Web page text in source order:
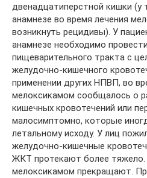
двенадцатиперстной кишки (у
анамнезе во время лечения
возникнуть рецидивы). У
анамнезе необходимо
пищеварительного тракта с
желудочно-кишечного
применении других НПВП, во
мелоксикамом сообщалось о
кишечных кровотечений или
малосимптомно, которые
летальному исходу. У лиц
желудочно-кишечные
ЖКТ протекают более тяжело.
мелоксикамом прекращают.